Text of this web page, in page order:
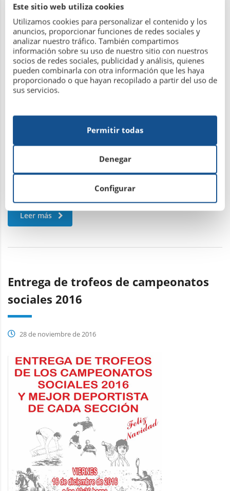
Actividades de navidad 2016
7 de diciembre de 2016
Leer más
Entrega de trofeos de campeonatos
sociales 2016
28 de noviembre de 2016
Este sitio web utiliza cookies
Utilizamos cookies para personalizar el contenido y los
anuncios, proporcionar funciones de redes sociales y
analizar nuestro tráfico. También compartimos
información sobre su uso de nuestro sitio con nuestros
socios de redes sociales, publicidad y análisis, quienes
pueden combinarla con otra información que les haya
proporcionado o que hayan recopilado a partir del uso de
sus servicios.
Configurar
Denegar
Permitir todas